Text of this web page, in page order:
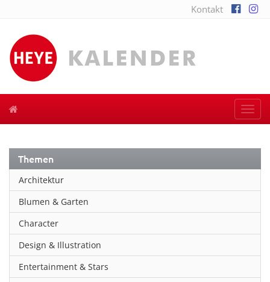
Kontakt
Themen
Architektur
Blumen & Garten
Character
Design & Illustration
Entertainment & Stars